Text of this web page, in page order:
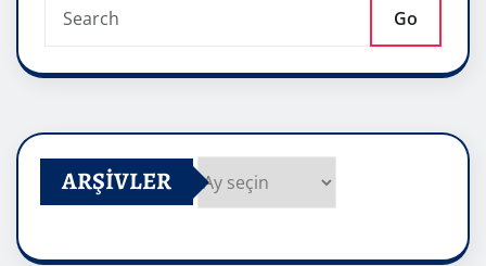
Go
ARŞIVLER